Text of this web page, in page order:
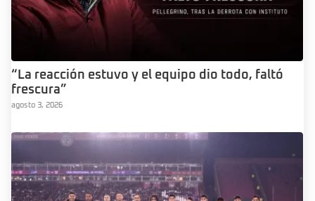
“La reacción estuvo y el equipo dio todo, faltó
frescura”
agosto 3, 2026